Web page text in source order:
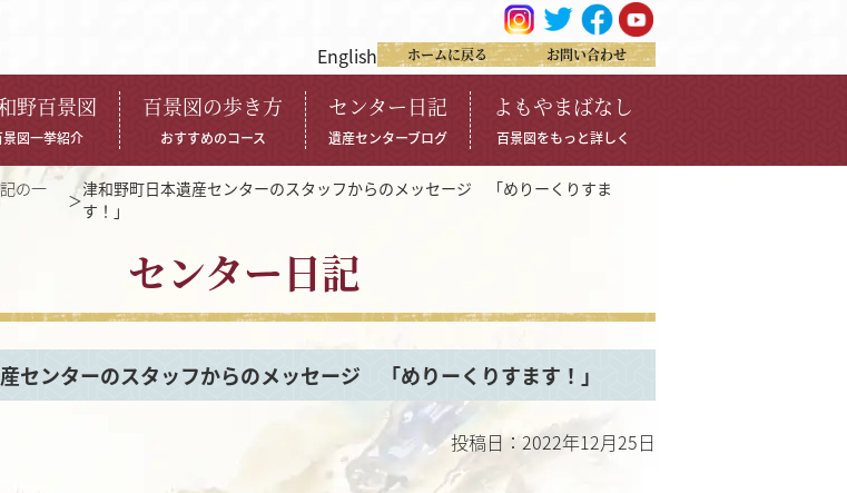
English ホームに戻る お問い合わせ
野百景図
景図一挙紹介
百景図の歩き方
おすすめのコース
センター日記
遺産センターブログ
よもやまばなし
百景図をもっと詳しく
の一
津和野町日本遺産センターのスタッフからのメッセージ 「めりーくりすま
す！」
センター日記
センターのスタッフからのメッセージ 「めりーくりすます！」
投稿日：2022年12月25日